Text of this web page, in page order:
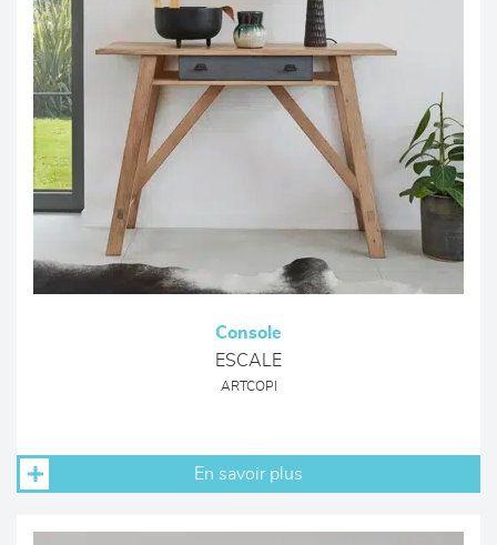
Console
ESCALE
ARTCOPI
En savoir plus